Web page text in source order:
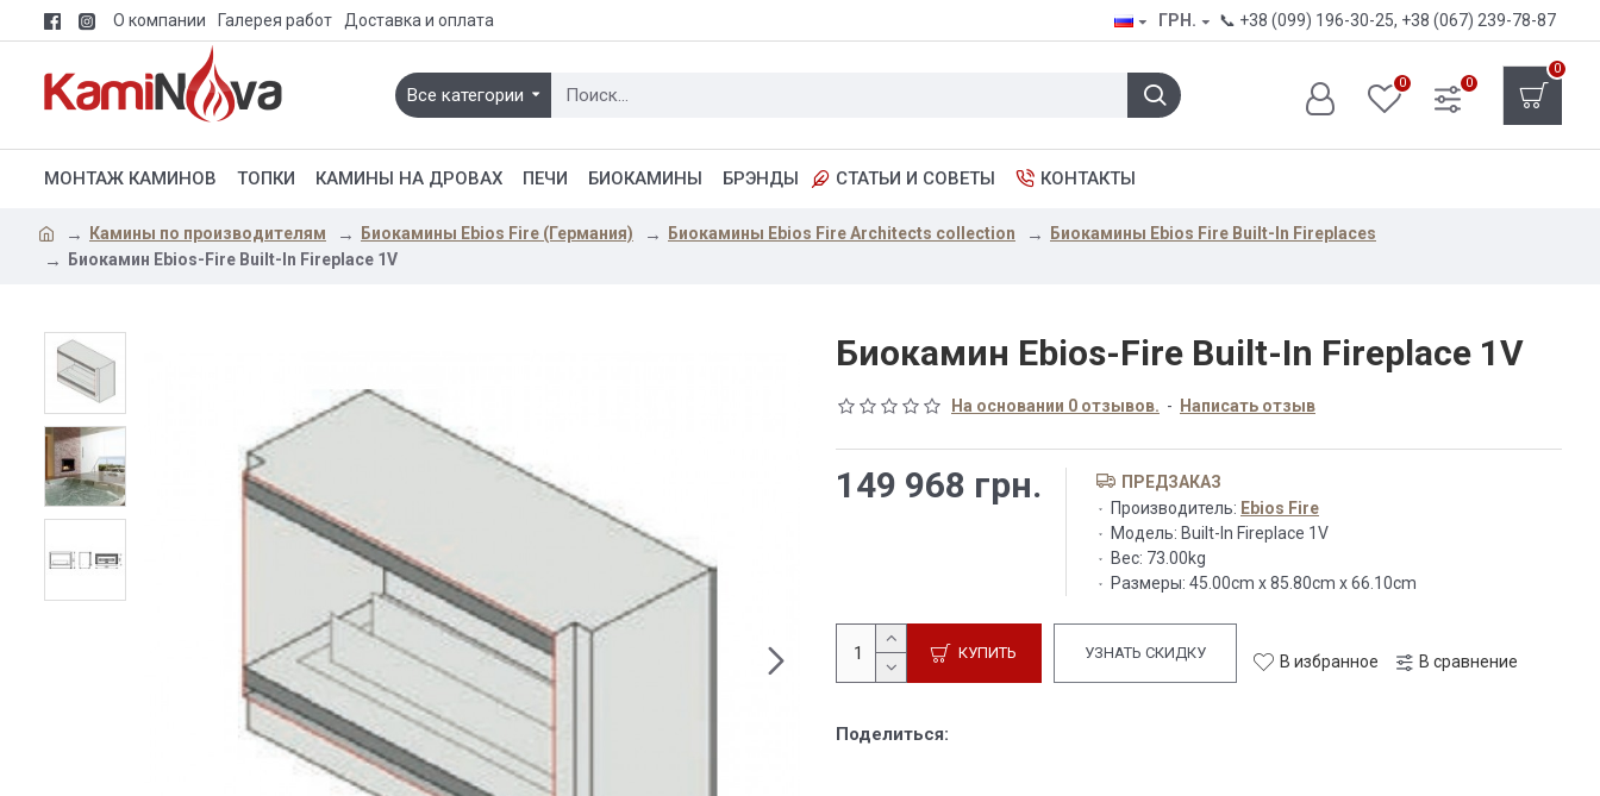
О компании Галерея работ Доставка и оплата ГРН. 📞 +38 (099) 196-30-25, +38 (067) 239-78-87
Все категории
0 0
0
МОНТАЖ КАМИНОВ ТОПКИ КАМИНЫ НА ДРОВАХ ПЕЧИ БИОКАМИНЫ БРЭНДЫ СТАТЬИ И СОВЕТЫ КОНТАКТЫ
Камины по производителям Биокамины Ebios Fire (Германия) Биокамины Ebios Fire Architects collection
Биокамины Ebios Fire Built-In Fireplaces
Биокамин Ebios-Fire Built-In Fireplace 1V
Биокамин Ebios-Fire Built-In Fireplace 1V
На основании 0 отзывов. - Написать отзыв
149 968 грн.
ПРЕДЗАКАЗ
Производитель: Ebios Fire
Модель: Built-In Fireplace 1V
Вес: 73.00kg
Размеры: 45.00cm x 85.80cm x 66.10cm
КУПИТЬ УЗНАТЬ СКИДКУ В избранное В сравнение
Поделиться: